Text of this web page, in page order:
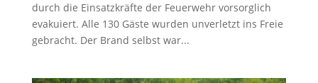
durch die Einsatzkräfte der Feuerwehr vorsorglich
evakuiert. Alle 130 Gäste wurden unverletzt ins Freie
gebracht. Der Brand selbst war...